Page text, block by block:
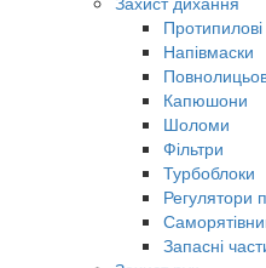
Напівмаски
Капюшони
Шоломи
Фільтри
Турбоблоки
Регулятори
Запасні